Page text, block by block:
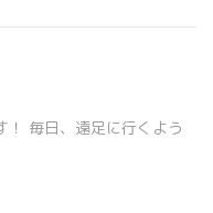
毎日、遠足に行くよう